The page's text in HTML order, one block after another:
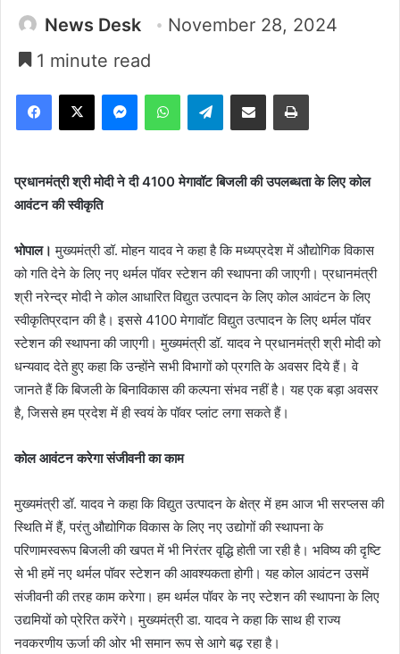
News Desk
November 28, 2024
1 minute read
Facebook
X MessengerWhatsAppTelegramShare via Email Print
प्रधानमंत्री श्री मोदी ने दी 4100 मेगावॉट बिजली की उपलब्धता के लिए कोल
आवंटन की स्वीकृति
भोपाल। मुख्यमंत्री डॉ. मोहन यादव ने कहा है कि मध्यप्रदेश में औद्योगिक विकास
को गति देने के लिए नए थर्मल पॉवर स्टेशन की स्थापना की जाएगी। प्रधानमंत्री
श्री नरेन्द्र मोदी ने कोल आधारित विद्युत उत्पादन के लिए कोल आवंटन के लिए
स्वीकृतिप्रदान की है। इससे 4100 मेगावॉट विद्युत उत्पादन के लिए थर्मल पॉवर
स्टेशन की स्थापना की जाएगी। मुख्यमंत्री डॉ. यादव ने प्रधानमंत्री श्री मोदी को
धन्यवाद देते हुए कहा कि उन्होंने सभी विभागों को प्रगति के अवसर दिये हैं। वे
जानते हैं कि बिजली के बिनाविकास की कल्पना संभव नहीं है। यह एक बड़ा अवसर
है, जिससे हम प्रदेश में ही स्वयं के पॉवर प्लांट लगा सकते हैं।
कोल आवंटन करेगा संजीवनी का काम
मुख्यमंत्री डॉ. यादव ने कहा कि विद्युत उत्पादन के क्षेत्र में हम आज भी सरप्लस की
स्थिति में हैं, परंतु औद्योगिक विकास के लिए नए उद्योगों की स्थापना के
परिणामस्वरूप बिजली की खपत में भी निरंतर वृद्धि होती जा रही है। भविष्य की दृष्टि
से भी हमें नए थर्मल पॉवर स्टेशन की आवश्यकता होगी। यह कोल आवंटन उसमें
संजीवनी की तरह काम करेगा। हम थर्मल पॉवर के नए स्टेशन की स्थापना के लिए
उद्यमियों को प्रेरित करेंगे। मुख्यमंत्री डा. यादव ने कहा कि साथ ही राज्य
नवकरणीय ऊर्जा की ओर भी समान रूप से आगे बढ़ रहा है।